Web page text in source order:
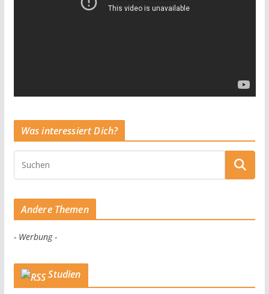
Was interessiert Dich?
Andere Themen
- Werbung -
Studien